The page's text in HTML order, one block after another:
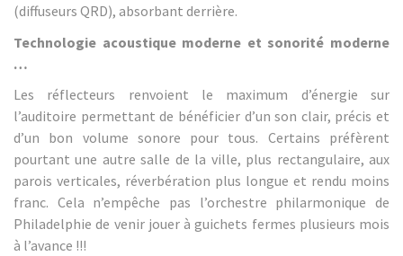
(diffuseurs QRD), absorbant derrière.
Technologie acoustique moderne et sonorité moderne
…
Les réflecteurs renvoient le maximum d’énergie sur
l’auditoire permettant de bénéficier d’un son clair, précis et
d’un bon volume sonore pour tous. Certains préfèrent
pourtant une autre salle de la ville, plus rectangulaire, aux
parois verticales, réverbération plus longue et rendu moins
franc. Cela n’empêche pas l’orchestre philarmonique de
Philadelphie de venir jouer à guichets fermes plusieurs mois
à l’avance !!!